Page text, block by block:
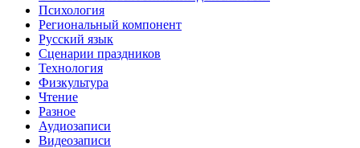
Психология
Региональный компонент
Русский язык
Сценарии праздников
Технология
Физкультура
Чтение
Разное
Аудиозаписи
Видеозаписи